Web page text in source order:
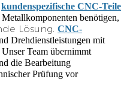
kundenspezifische CNC-Teile
benötigen,
Lösung. CNC-
Drehdienstleistungen mit
Team übernimmt
die Bearbeitung
Prüfung vor